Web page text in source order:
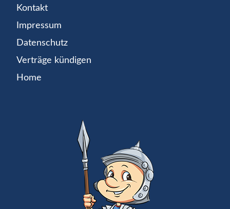
Kontakt
Impressum
Datenschutz
Verträge kündigen
Home